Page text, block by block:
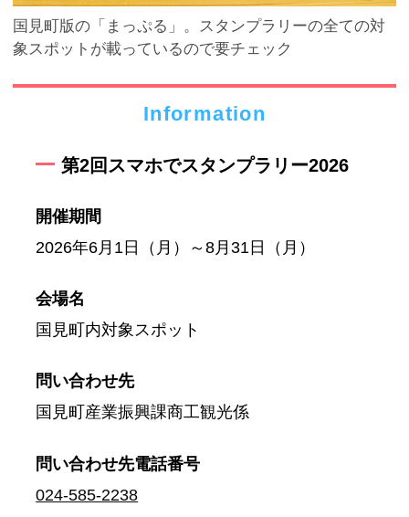
国見町版の「まっぷる」。スタンプラリーの全ての対
象スポットが載っているので要チェック
Information
第2回スマホでスタンプラリー2026
開催期間
2026年6月1日（月）～8月31日（月）
会場名
国見町内対象スポット
問い合わせ先
国見町産業振興課商工観光係
問い合わせ先電話番号
024-585-2238